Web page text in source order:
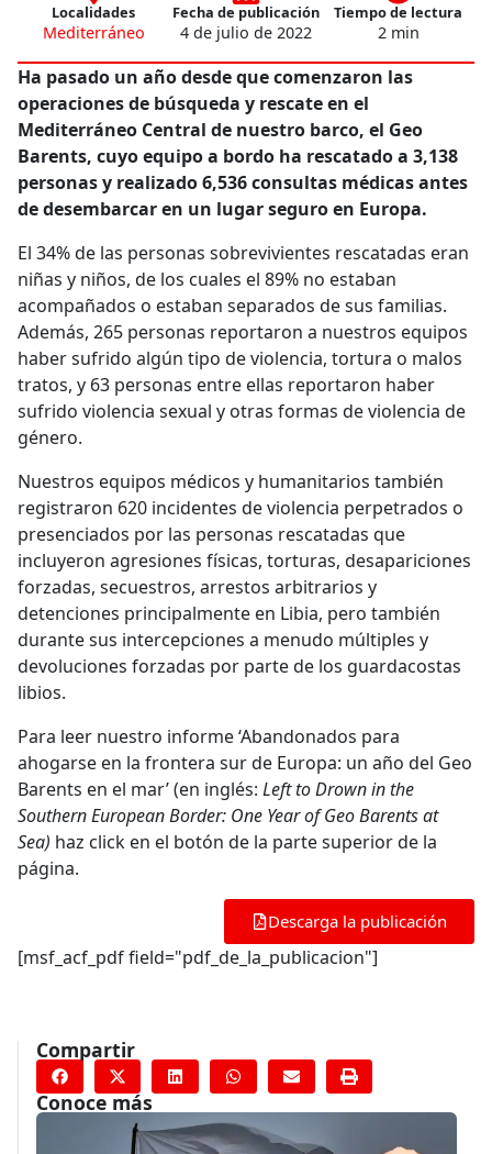
Localidades
Mediterráneo
Fecha de publicación
4 de julio de 2022
Tiempo de lectura
2 min
Ha pasado un año desde que comenzaron las
operaciones de búsqueda y rescate en el
Mediterráneo Central de nuestro barco, el Geo
Barents, cuyo equipo a bordo ha rescatado a 3,138
personas y realizado 6,536 consultas médicas antes
de desembarcar en un lugar seguro en Europa.
El 34% de las personas sobrevivientes rescatadas eran
niñas y niños, de los cuales el 89% no estaban
acompañados o estaban separados de sus familias.
Además, 265 personas reportaron a nuestros equipos
haber sufrido algún tipo de violencia, tortura o malos
tratos, y 63 personas entre ellas reportaron haber
sufrido violencia sexual y otras formas de violencia de
género.
Nuestros equipos médicos y humanitarios también
registraron 620 incidentes de violencia perpetrados o
presenciados por las personas rescatadas que
incluyeron agresiones físicas, torturas, desapariciones
forzadas, secuestros, arrestos arbitrarios y
detenciones principalmente en Libia, pero también
durante sus intercepciones a menudo múltiples y
devoluciones forzadas por parte de los guardacostas
libios.
Para leer nuestro informe ‘Abandonados para
ahogarse en la frontera sur de Europa: un año del Geo
Barents en el mar’ (en inglés: Left to Drown in the
Southern European Border: One Year of Geo Barents at
Sea) haz click en el botón de la parte superior de la
página.
Descarga la publicación
[msf_acf_pdf field="pdf_de_la_publicacion"]
Compartir
Conoce más